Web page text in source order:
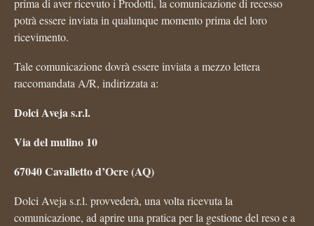
prima di aver ricevuto i Prodotti, la comunicazione di recesso
potrà essere inviata in qualunque momento prima del loro
ricevimento.
Tale comunicazione dovrà essere inviata a mezzo lettera
raccomandata A/R, indirizzata a:
Dolci Aveja s.r.l.
Via del mulino 10
67040 Cavalletto d’Ocre (AQ)
Dolci Aveja s.r.l. provvederà, una volta ricevuta la
comunicazione, ad aprire una pratica per la gestione del reso e a